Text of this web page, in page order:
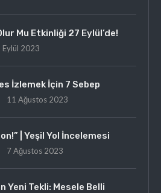
Mu Etkinliği 27 Eylül’de!
Eylül 2023
İzlemek İçin 7 Sebep
11 Ağustos 2023
| Yeşil Yol İncelemesi
7 Ağustos 2023
Yeni Tekli: Mesele Belli